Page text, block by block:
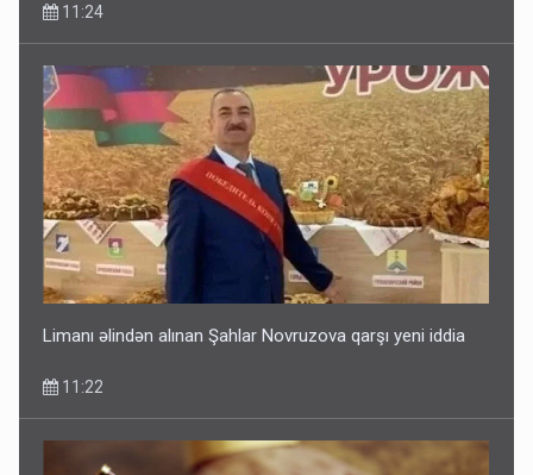
11:24
Limanı əlindən alınan Şahlar Novruzova qarşı yeni iddia
11:22